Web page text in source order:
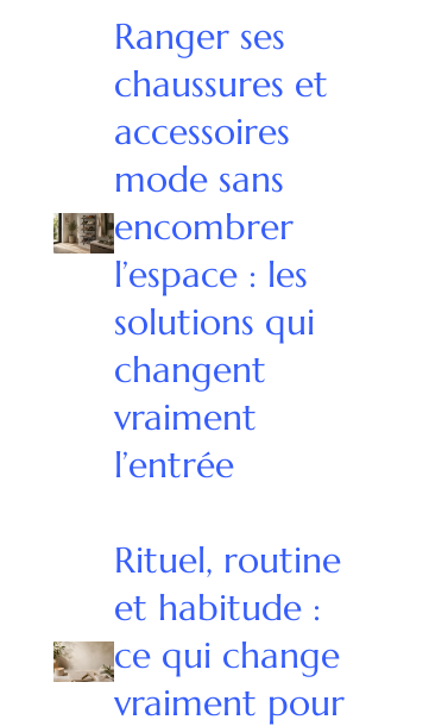
Ranger ses
chaussures et
accessoires
mode sans
encombrer
l’espace : les
solutions qui
changent
vraiment
l’entrée
Rituel, routine
et habitude :
ce qui change
vraiment pour